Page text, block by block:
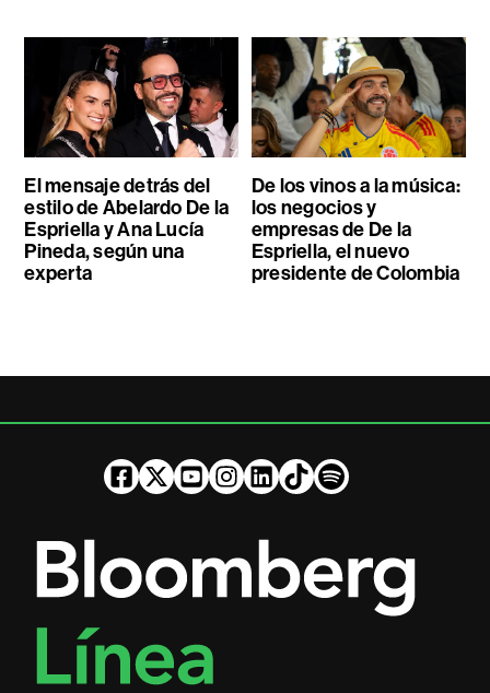
El mensaje detrás del
estilo de Abelardo De la
Espriella y Ana Lucía
Pineda, según una
experta
De los vinos a la música:
los negocios y
empresas de De la
Espriella, el nuevo
presidente de Colombia